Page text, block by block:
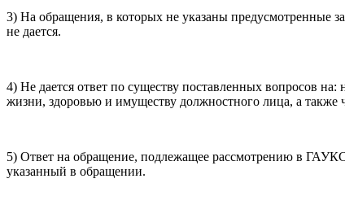
3) На обращения, в которых не указаны предусмотренные
не дается.
4) Не дается ответ по существу поставленных вопросов
жизни, здоровью и имуществу должностного лица, а также
5) Ответ на обращение, подлежащее рассмотрению в
указанный в обращении.